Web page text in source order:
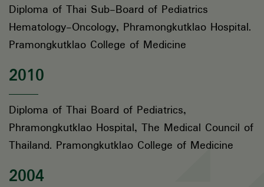
Diploma of Thai Sub-Board of Pediatrics
Hematology-Oncology, Phramongkutklao Hospital.
Pramongkutklao College of Medicine
2010
Diploma of Thai Board of Pediatrics,
Phramongkutklao Hospital, The Medical Council of
Thailand. Pramongkutklao College of Medicine
2004